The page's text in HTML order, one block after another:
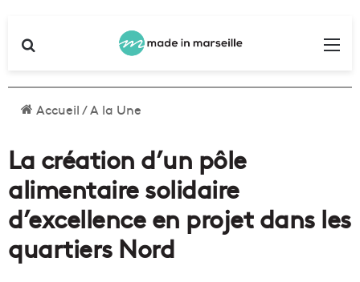
Accueil/A la Une
La création d’un pôle
alimentaire solidaire
d’excellence en projet dans les
quartiers Nord